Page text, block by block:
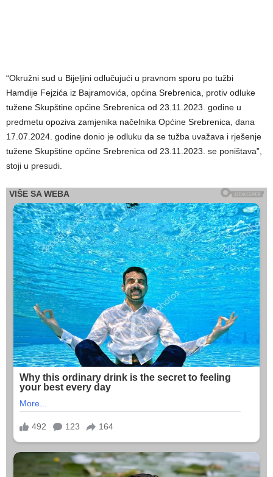
“Okružni sud u Bijeljini odlučujući u pravnom sporu po tužbi
Hamdije Fejzića iz Bajramovića, općina Srebrenica, protiv odluke
tužene Skupštine općine Srebrenica od 23.11.2023. godine u
predmetu opoziva zamjenika načelnika Općine Srebrenica, dana
17.07.2024. godine donio je odluku da se tužba uvažava i rješenje
tužene Skupštine općine Srebrenica od 23.11.2023. se poništava”,
stoji u presudi.